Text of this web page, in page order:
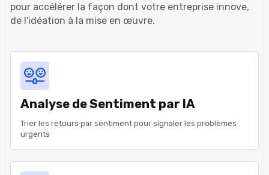
pour accélérer la façon dont votre entreprise innove,
de l'idéation à la mise en œuvre.
Analyse de Sentiment par IA
Trier les retours par sentiment pour signaler les problèmes
urgents